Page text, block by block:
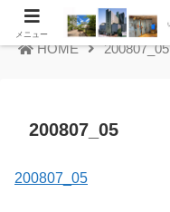
HOME 200807_05
200807_05
200807_05
メニュー